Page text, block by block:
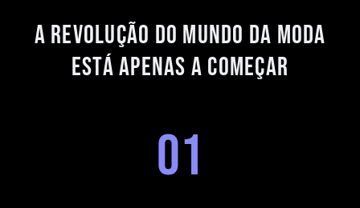
A revolução do mundo da moda
está apenas a começar
01